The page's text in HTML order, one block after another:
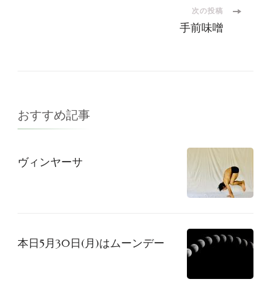
ー
ョ
次の投稿
手前味噌
おすすめ記事
ヴィンヤーサ
本日5月30日(月)はムーンデー